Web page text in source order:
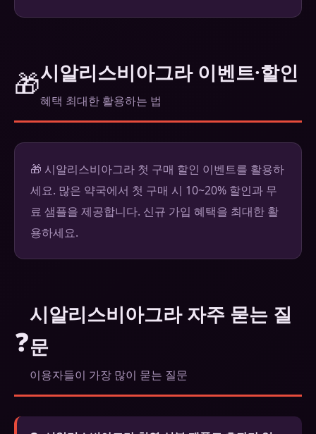
🎁시알리스비아그라 이벤트·할인
혜택 최대한 활용하는 법
🎁 시알리스비아그라 첫 구매 할인 이벤트를 활용하
세요. 많은 약국에서 첫 구매 시 10~20% 할인과 무
료 샘플을 제공합니다. 신규 가입 혜택을 최대한 활
용하세요.
❓
시알리스비아그라 자주 묻는 질
문
이용자들이 가장 많이 묻는 질문